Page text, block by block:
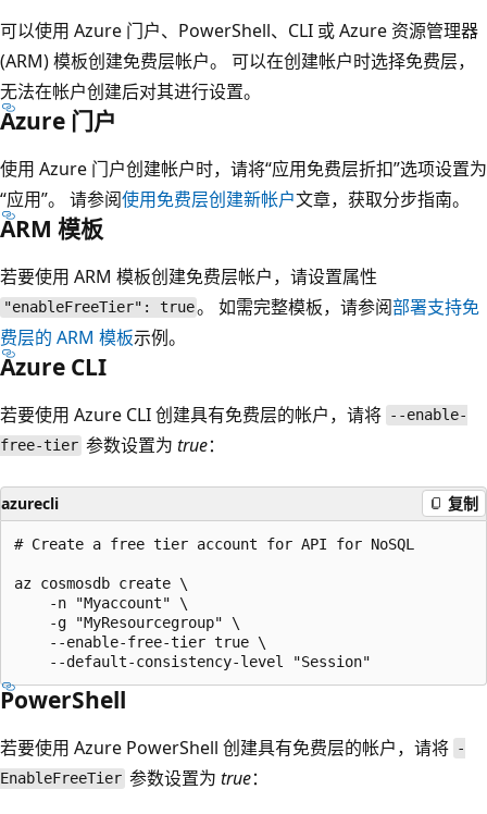
可以使用 Azure 门户、PowerShell、CLI 或 Azure 资源管理器
(ARM) 模板创建免费层帐户。 可以在创建帐户时选择免费层，
无法在帐户创建后对其进行设置。
Azure 门户
使用 Azure 门户创建帐户时，请将“应用免费层折扣”选项设置为
“应用”。 请参阅使用免费层创建新帐户文章，获取分步指南。
ARM 模板
若要使用 ARM 模板创建免费层帐户，请设置属性
"enableFreeTier": true。 如需完整模板，请参阅部署支持免
费层的 ARM 模板示例。
Azure CLI
若要使用 Azure CLI 创建具有免费层的帐户，请将 --enable-
free-tier 参数设置为 true：
azurecli 复制
# Create a free tier account for API for NoSQL
az cosmosdb create \
    -n "Myaccount" \
    -g "MyResourcegroup" \
    --enable-free-tier true \
PowerShell
若要使用 Azure PowerShell 创建具有免费层的帐户，请将 -
EnableFreeTier 参数设置为 true：